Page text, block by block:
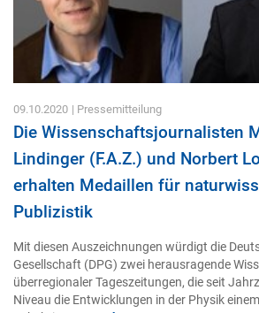
09.10.2020 | Pressemitteilung
Die Wissenschaftsjournalisten
Lindinger (F.A.Z.) und Norbert
erhalten Medaillen für
Publizistik
Mit diesen Auszeichnungen würdigt die
Gesellschaft (DPG) zwei herausragende
überregionaler Tageszeitungen, die seit
Niveau die Entwicklungen in der Physik